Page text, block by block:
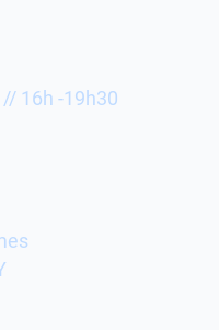
16h -19h30